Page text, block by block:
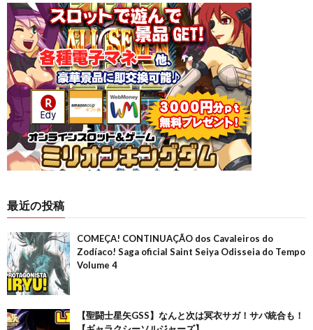
最近の投稿
COMEÇA! CONTINUAÇÃO dos Cavaleiros do
Zodíaco! Saga oficial Saint Seiya Odisseia do Tempo
Volume 4
【聖闘士星矢GSS】なんと次は冥衣サガ！サバ統合も！